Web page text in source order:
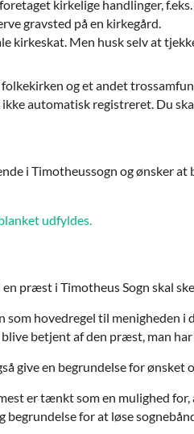
kirkelige handlinger,
gravsted på en kirkegård.
kirkeskat. Men husk selv at
og et andet
automatisk registreret. Du
i Timotheussogn og ønsker
udfyldes.
præst i Timotheus Sogn skal
som hovedregel til menigheden
betjent af den præst, man
give en begrundelse for ønsket
er tænkt som en mulighed
for at løse